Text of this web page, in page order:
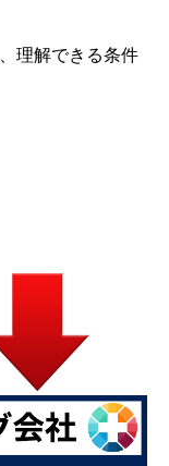
理解できる条件